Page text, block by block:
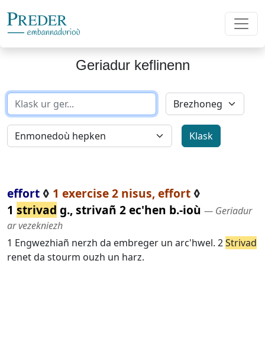
Geriadur keflinenn
effort ◊ 1 exercise 2 nisus, effort ◊
1 strivad g., strivañ 2 ec'hen b.-ioù ― Geriadur
ar vezekniezh
1 Engwezhiañ nerzh da embreger un arc'hwel. 2Strivad
renet da stourm ouzh un harz.